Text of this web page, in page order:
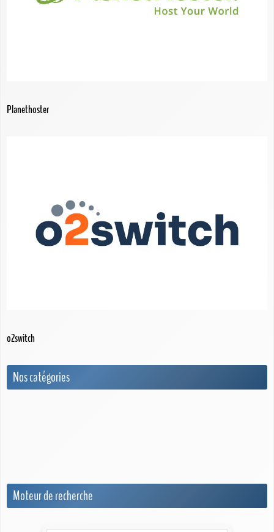
Planethoster
o2switch
Nos catégories
Moteur de recherche